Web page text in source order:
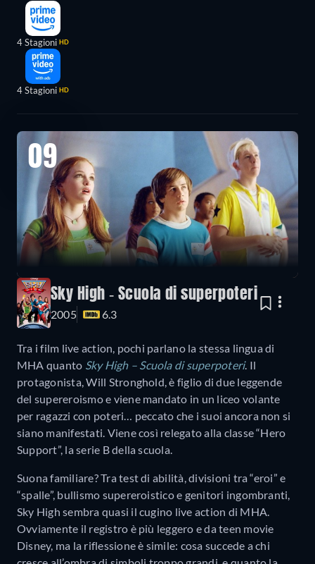
4 Stagioni HD
4 Stagioni HD
09
Sky High - Scuola di superpoteri
2005 6.3
Tra i film live action, pochi parlano la stessa lingua di
MHA quanto Sky High – Scuola di superpoteri. Il
protagonista, Will Stronghold, è figlio di due leggende
del supereroismo e viene mandato in un liceo volante
per ragazzi con poteri… peccato che i suoi ancora non si
siano manifestati. Viene così relegato alla classe “Hero
Support”, la serie B della scuola.
Suona familiare? Tra test di abilità, divisioni tra “eroi” e
“spalle”, bullismo supereroistico e genitori ingombranti,
Sky High sembra quasi il cugino live action di MHA.
Ovviamente il registro è più leggero e da teen movie
Disney, ma la riflessione è simile: cosa succede a chi